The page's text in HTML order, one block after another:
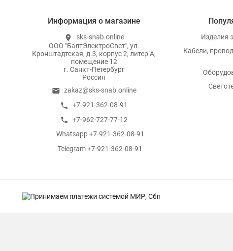
Информация о магазине
location_on
sks-snab.online
ООО "БалтЭлектроСвет", ул.
Кронштадтская, д.3, корпус 2, литер А,
помещение 12
г. Санкт-Петербург
Россия
email zakaz@sks-snab.online
call +7-921-362-08-91
call +7-962-727-77-12
whatsapp
Whatsapp +7-921-362-08-91
whatsapp
Telegram +7-921-362-08-91
Изделия
Кабели,